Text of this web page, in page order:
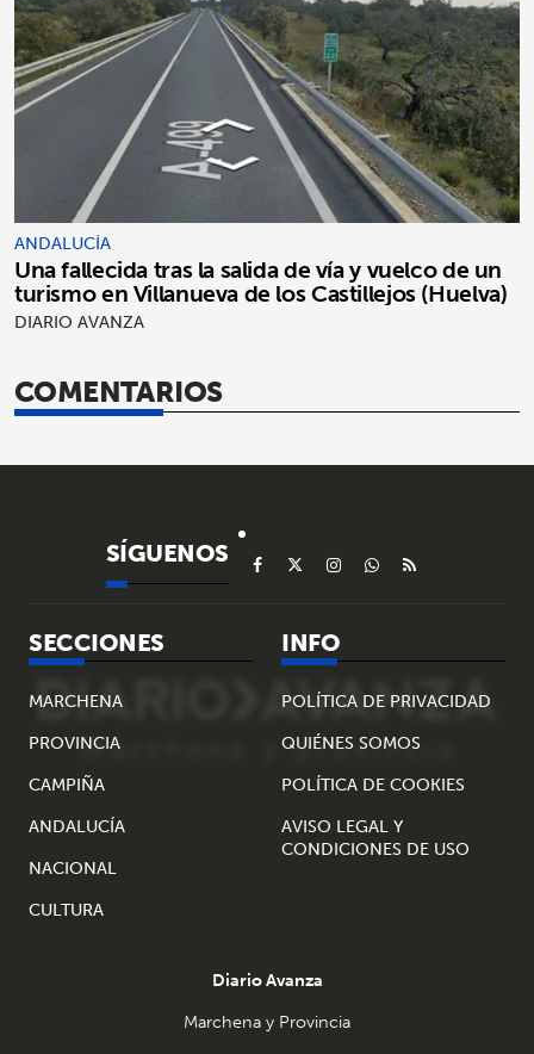
ANDALUCÍA
Una fallecida tras la salida de vía y vuelco de un
turismo en Villanueva de los Castillejos (Huelva)
DIARIO AVANZA
COMENTARIOS
SÍGUENOS
SECCIONES
MARCHENA
PROVINCIA
CAMPIÑA
ANDALUCÍA
NACIONAL
CULTURA
INFO
POLÍTICA DE PRIVACIDAD
QUIÉNES SOMOS
POLÍTICA DE COOKIES
AVISO LEGAL Y
CONDICIONES DE USO
Diario Avanza
Marchena y Provincia